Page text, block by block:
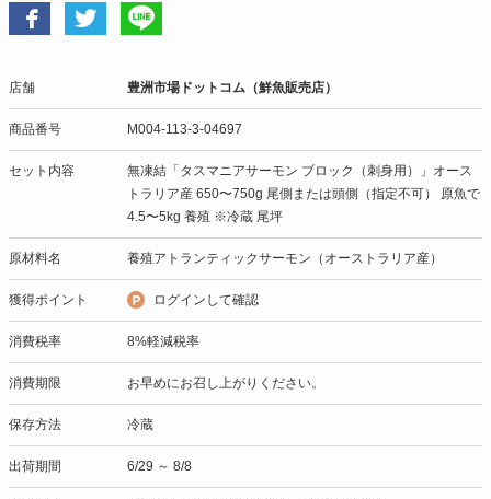
店舗 豊洲市場ドットコム（鮮魚販売店）
商品番号 M004-113-3-04697
セット内容
無凍結「タスマニアサーモン ブロック（刺身用）」オース
トラリア産 650〜750g 尾側または頭側（指定不可） 原魚で
4.5〜5kg 養殖 ※冷蔵 尾坪
原材料名 養殖アトランティックサーモン（オーストラリア産）
獲得ポイント ログインして確認
消費税率 8%軽減税率
消費期限 お早めにお召し上がりください。
保存方法 冷蔵
出荷期間 6/29 ～ 8/8